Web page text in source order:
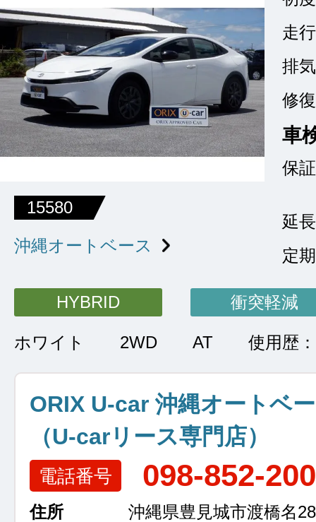
15580
沖縄オートベース
走
排
修
車
保証
延
定
HYBRID 衝突軽減
ホワイト 2WD AT 使用歴
ORIX U-car 沖縄オートベ
（U-carリース専門店）
電話番号 098-852-
住所
沖縄県豊見城市渡橋名